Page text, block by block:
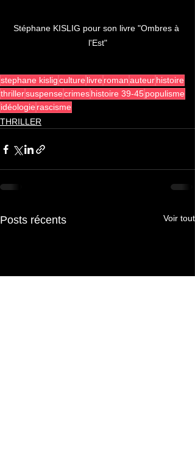
Stéphane KISLIG pour son livre "Ombres à
l'Est"
stephane kisligculture livre romanauteurhistoire
thrillersuspensecrimeshistoire 39-45populisme
idéologie rascisme
THRILLER
Posts récents Voir tout